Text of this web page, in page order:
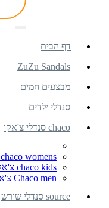
דף הבית
ZuZu Sandals
מבצעים חמים
סנדלי ילדים
chaco סנדלי צ'אקו
chaco womens צ'אקו נשים
chaco kids צ'אקו ילדים 👧 👦
Chaco men צ'אקו גברים
source סנדלי שורש